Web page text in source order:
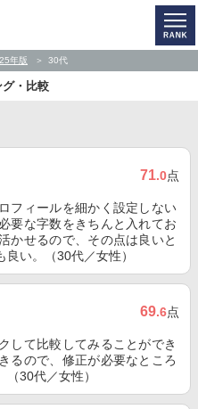
年版 30代
グ・比較
71.0点
フィールを細かく設定しない
要な字数をきちんと入れてお
かせるので、その点は良いと
い。（30代／女性）
69.6点
して比較してみることができ
るので、修正が必要なところ
30代／女性）